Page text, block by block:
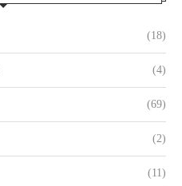
(18)
(4)
(69)
(2)
(11)